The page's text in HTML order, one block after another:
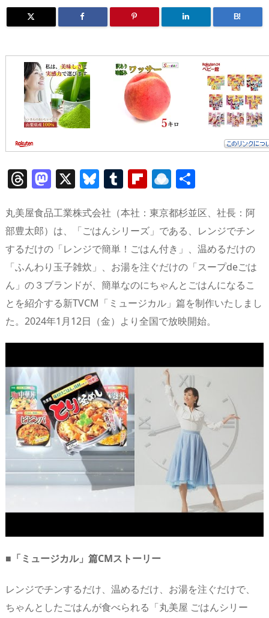
B!
T
re
a
d
s
M
st
o
d
o
n
X Bl
e
sk
y
T
m
bl
r
Fl
b
o
ar
d
R
n
d
ro
p.
io
丸美屋食品工業株式会社（本社：東京都杉並区、社長：阿
部豊太郎）は、「ごはんシリーズ」である、レンジでチン
するだけの「レンジで簡単！ごはん付き」、温めるだけの
「ふんわり玉子雑炊」、お湯を注ぐだけの「スープdeごは
ん」の３ブランドが、簡単なのにちゃんとごはんになるこ
とを紹介する新TVCM「ミュージカル」篇を制作いたしまし
た。2024年1月12日（金）より全国で放映開始。
■「ミュージカル」篇CMストーリー
レンジでチンするだけ、温めるだけ、お湯を注ぐだけで、
ちゃんとしたごはんが食べられる「丸美屋 ごはんシリー